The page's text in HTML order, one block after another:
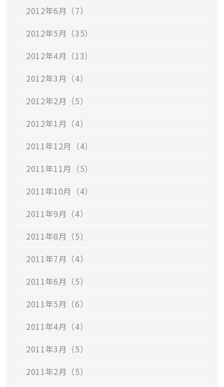
2012年6月（7）
2012年5月（35）
2012年4月（13）
2012年3月（4）
2012年2月（5）
2012年1月（4）
2011年12月（4）
2011年11月（5）
2011年10月（4）
2011年9月（4）
2011年8月（5）
2011年7月（4）
2011年6月（5）
2011年5月（6）
2011年4月（4）
2011年3月（5）
2011年2月（5）